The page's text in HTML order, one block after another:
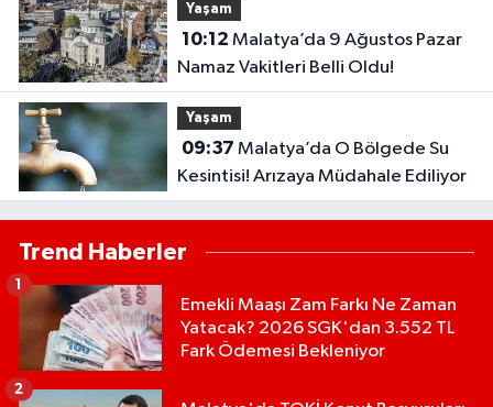
Yaşam
10:12
Namaz Vakitleri Belli Oldu!
Yaşam
09:37
Kesintisi! Arızaya Müdahale Ediliyor
Trend Haberler
Emekli Maaşı Zam Farkı Ne Zaman
Yatacak? 2026 SGK'dan 3.552 TL
Fark Ödemesi Bekleniyor
1
2